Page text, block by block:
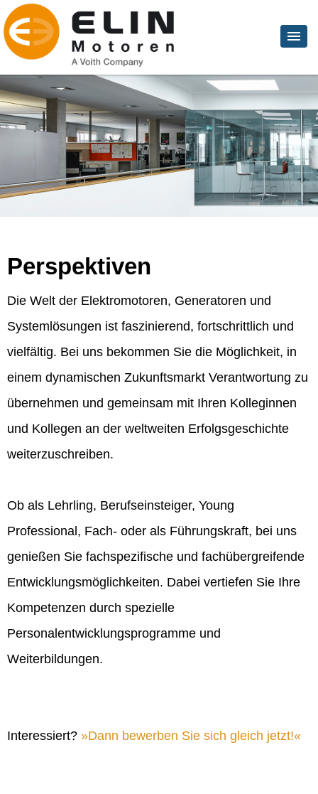
Perspektiven
Die Welt der Elektromotoren, Generatoren und
Systemlösungen ist faszinierend, fortschrittlich und
vielfältig. Bei uns bekommen Sie die Möglichkeit, in
einem dynamischen Zukunftsmarkt Verantwortung zu
übernehmen und gemeinsam mit Ihren Kolleginnen
und Kollegen an der weltweiten Erfolgsgeschichte
weiterzuschreiben.
Ob als Lehrling, Berufseinsteiger, Young
Professional, Fach- oder als Führungskraft, bei uns
genießen Sie fachspezifische und fachübergreifende
Entwicklungsmöglichkeiten. Dabei vertiefen Sie Ihre
Kompetenzen durch spezielle
Personalentwicklungsprogramme und
Weiterbildungen.
Interessiert? Dann bewerben Sie sich gleich jetzt!